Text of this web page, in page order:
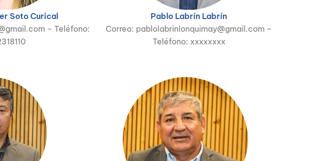
Soto Curical
– Teléfono:
Pablo Labrín Labrín
Correo: pablolabrinlonquimay@gmail.com –
Teléfono: xxxxxxxx